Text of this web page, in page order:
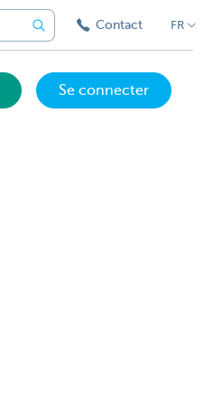
Contact FR
Se connecter